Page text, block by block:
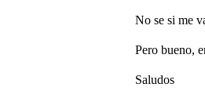
No se si me
Pero bueno,
Saludos